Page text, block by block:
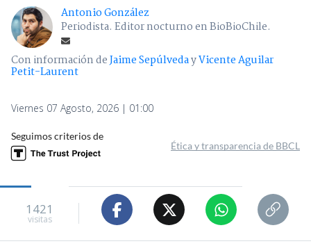
Antonio González
Periodista. Editor nocturno en BioBioChile.
Con información deJaime SepúlvedayVicente Aguilar
Petit-Laurent
Viernes 07 Agosto, 2026 | 01:00
Seguimos criterios de
Ética y transparencia de BBCL
1421
visitas